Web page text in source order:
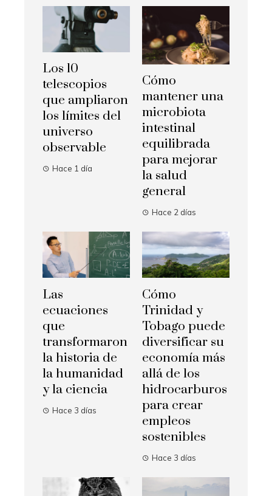
Los 10
telescopios
que ampliaron
los límites del
universo
observable
Hace 1 día
Cómo
mantener una
microbiota
intestinal
equilibrada
para mejorar
la salud
general
Hace 2 días
Las
ecuaciones
que
transformaron
la historia de
la humanidad
y la ciencia
Hace 3 días
Cómo
Trinidad y
Tobago puede
diversificar su
economía más
allá de los
hidrocarburos
para crear
empleos
sostenibles
Hace 3 días